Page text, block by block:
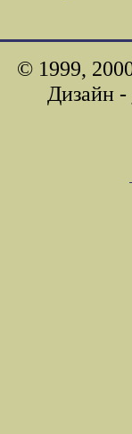
© 1999,
Дизайн -